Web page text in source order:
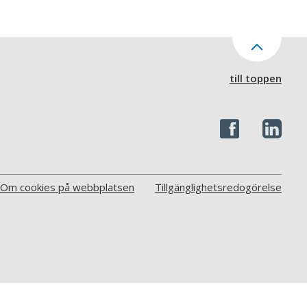
till toppen
Om cookies på webbplatsen Tillgänglighetsredogörelse